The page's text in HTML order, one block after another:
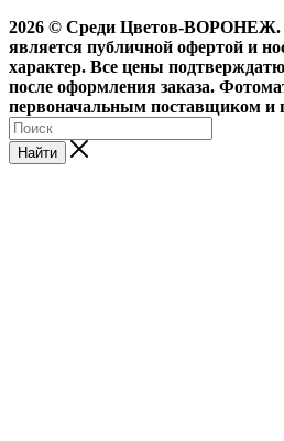
2026 © Среди Цветов-ВОРОНЕЖ.
является публичной офертой и
характер. Все цены
после оформления заказа.
первоначальным поставщиком и
Найти